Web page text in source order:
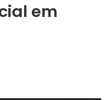
em